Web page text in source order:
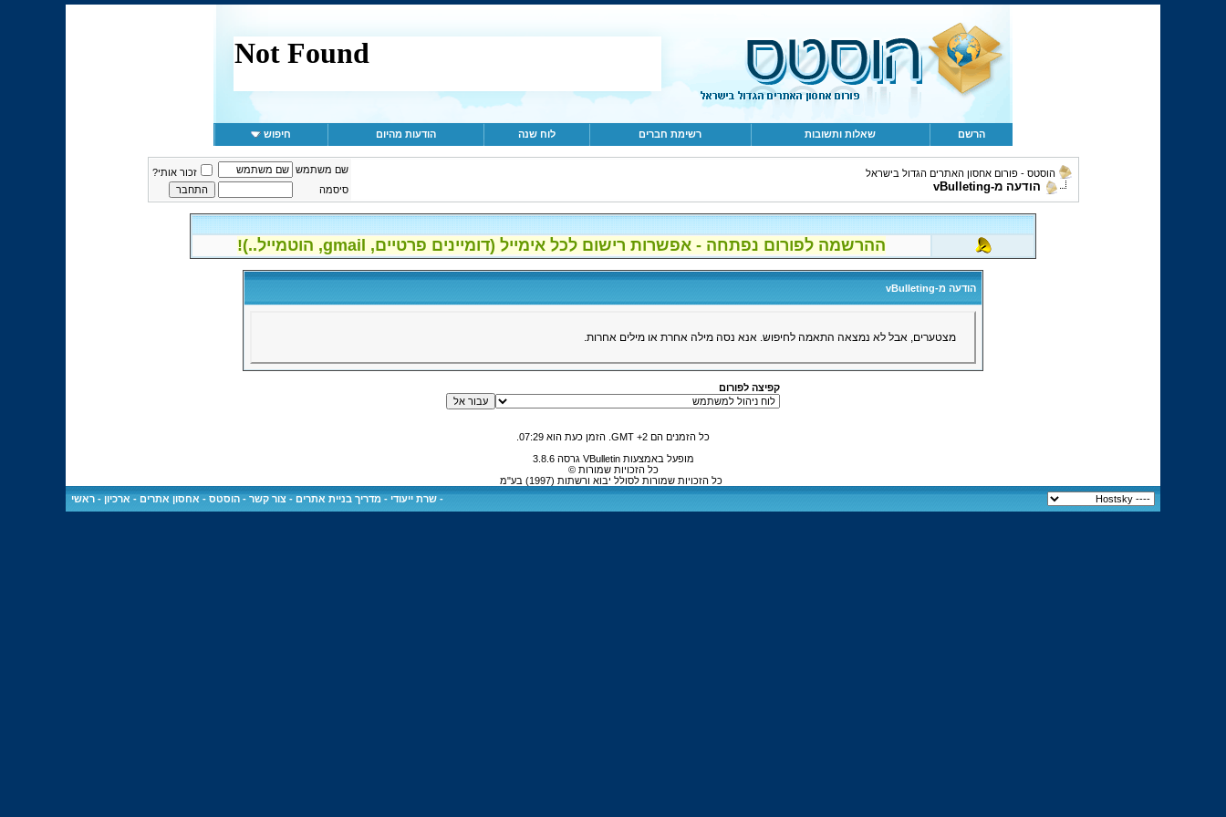
הרשם שאלות ותשובות רשימת חברים לוח שנה הודעות מהיום חיפוש
הוסטס - פורום אחסון האתרים הגדול בישראל
הודעה מ-vBulleting
שם משתמש
זכור אותי?
סיסמה
ההרשמה לפורום נפתחה - אפשרות רישום לכל אימייל (דומיינים פרטיים, gmail, הוטמייל..)!
הודעה מ-vBulleting
מצטערים, אבל לא נמצאה התאמה לחיפוש. אנא נסה מילה אחרת או מילים אחרות.
קפיצה לפורום
כל הזמנים הם GMT +2. הזמן כעת הוא 07:29
מופעל באמצעות VBulletin גרסה 3.8.6
כל הזכויות שמורות ©
כל הזכויות שמורות לסולל יבוא ורשתות (1997) בע"מ
- שרת ייעודי - מדריך בניית אתרים - צור קשר - הוסטס - אחסון אתרים - ארכיון - ראשי